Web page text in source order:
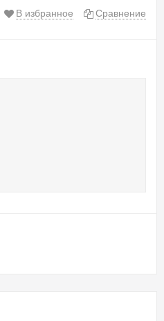
В избранное Сравнение